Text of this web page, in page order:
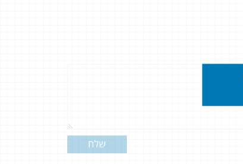
שלח